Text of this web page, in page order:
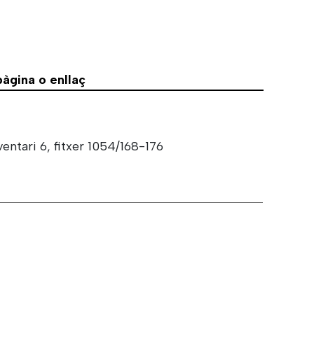
o enllaç
6, fitxer 1054/168-176